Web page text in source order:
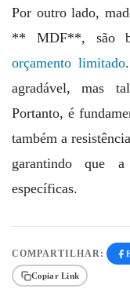
Por outro lado,
** MDF**, são
orçamento limitado
agradável, mas
Portanto, é
também a
garantindo que a
específicas.
COMPARTILHAR:
Copiar Link